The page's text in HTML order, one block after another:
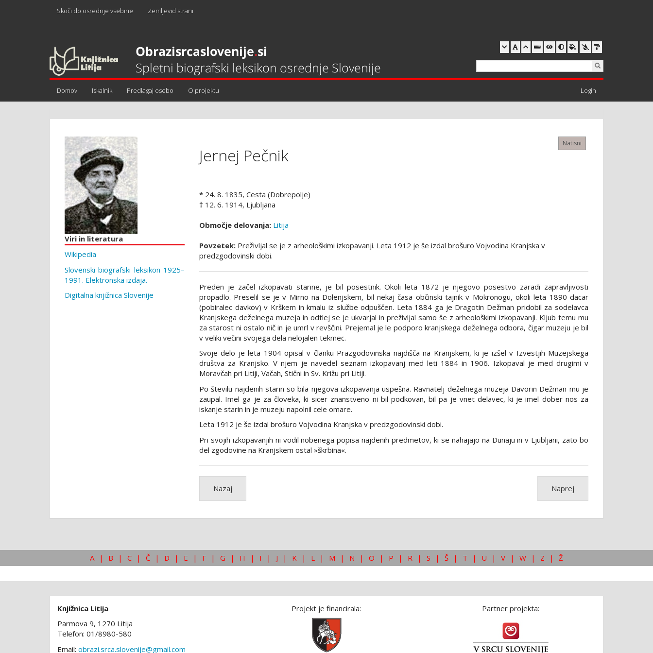
Skoči do osrednje vsebine Zemljevid strani
Domov Iskalnik Predlagaj osebo O projektu Login
Viri in literatura
Wikipedia
Slovenski biografski leksikon 1925–
1991. Elektronska izdaja.
Digitalna knjižnica Slovenije
Natisni
Jernej Pečnik
* 24. 8. 1835, Cesta (Dobrepolje)
† 12. 6. 1914, Ljubljana
Območje delovanja: Litija
Povzetek: Preživljal se je z arheološkimi izkopavanji. Leta 1912 je še izdal brošuro Vojvodina Kranjska v
predzgodovinski dobi.
Preden je začel izkopavati starine, je bil posestnik. Okoli leta 1872 je njegovo posestvo zaradi zapravljivosti
propadlo. Preselil se je v Mirno na Dolenjskem, bil nekaj časa občinski tajnik v Mokronogu, okoli leta 1890 dacar
(pobiralec davkov) v Krškem in kmalu iz službe odpuščen. Leta 1884 ga je Dragotin Dežman pridobil za sodelavca
Kranjskega deželnega muzeja in odtlej se je ukvarjal in preživljal samo še z arheološkimi izkopavanji. Kljub temu mu
za starost ni ostalo nič in je umrl v revščini. Prejemal je le podporo kranjskega deželnega odbora, čigar muzeju je bil
v veliki večini svojega dela nelojalen tekmec.
Svoje delo je leta 1904 opisal v članku Prazgodovinska najdišča na Kranjskem, ki je izšel v Izvestjih Muzejskega
društva za Kranjsko. V njem je navedel seznam izkopavanj med leti 1884 in 1906. Izkopaval je med drugimi v
Moravčah pri Litiji, Vačah, Stični in Sv. Križu pri Litiji.
Po številu najdenih starin so bila njegova izkopavanja uspešna. Ravnatelj deželnega muzeja Davorin Dežman mu je
zaupal. Imel ga je za človeka, ki sicer znanstveno ni bil podkovan, bil pa je vnet delavec, ki je imel dober nos za
iskanje starin in je muzeju napolnil cele omare.
Leta 1912 je še izdal brošuro Vojvodina Kranjska v predzgodovinski dobi.
Pri svojih izkopavanjih ni vodil nobenega popisa najdenih predmetov, ki se nahajajo na Dunaju in v Ljubljani, zato bo
del zgodovine na Kranjskem ostal »škrbina«.
Nazaj Naprej
A | B | C | Č | D | E | F | G | H | I | J | K | L | M | N | O | P | R | S | Š | T | U | V | W | Z | Ž
Knjižnica Litija
Parmova 9, 1270 Litija
Telefon: 01/8980-580
Email: obrazi.srca.slovenije@gmail.com
Projekt je financirala: Partner projekta: